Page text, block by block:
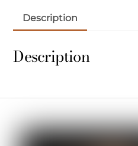
Description
Description